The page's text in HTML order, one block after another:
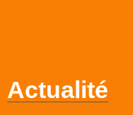
Actualité